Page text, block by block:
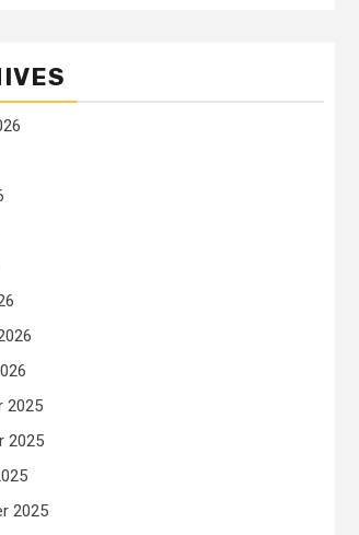
2025
2025
2025